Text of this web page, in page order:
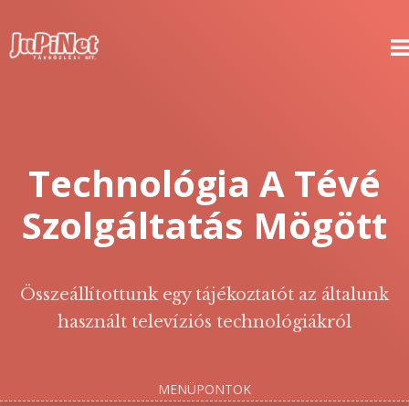
Technológia A Tévé
Szolgáltatás Mögött
Összeállítottunk egy tájékoztatót az általunk
használt televíziós technológiákról